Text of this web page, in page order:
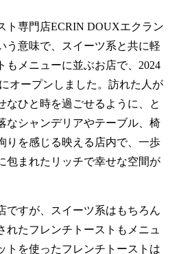
ト専門店ECRIN DOUXエクラン
う意味で、スイーツ系と共に軽
もメニューに並ぶお店で、2024
にオープンしました。訪れた人が
なひと時を過ごせるように、と
なシャンデリアやテーブル、椅
りを感じる映える店内で、一歩
包まれたリッチで幸せな空間が
ですが、スイーツ系はもちろん
れたフレンチトーストもメニュ
トを使ったフレンチトーストは